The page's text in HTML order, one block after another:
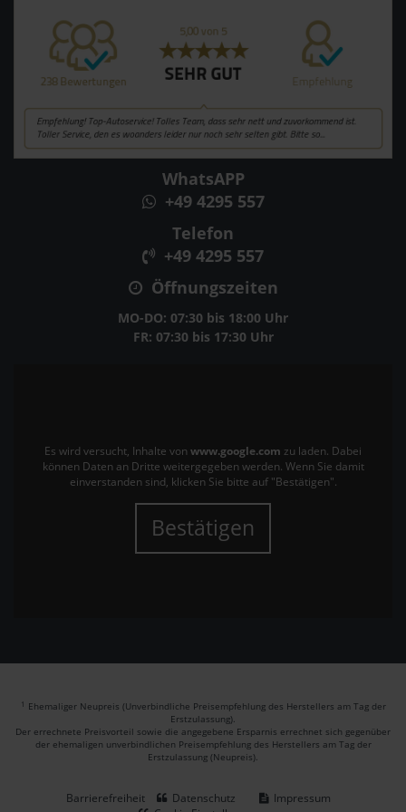
WhatsAPP
+49 4295 557
Telefon
+49 4295 557
Öffnungszeiten
MO-DO: 07:30 bis 18:00 Uhr
FR: 07:30 bis 17:30 Uhr
Es wird versucht, Inhalte von www.google.com zu laden. Dabei
können Daten an Dritte weitergegeben werden. Wenn Sie damit
einverstanden sind, klicken Sie bitte auf "Bestätigen".
Bestätigen
1 Ehemaliger Neupreis (Unverbindliche Preisempfehlung des Herstellers am Tag der
Erstzulassung).
Der errechnete Preisvorteil sowie die angegebene Ersparnis errechnet sich gegenüber
der ehemaligen unverbindlichen Preisempfehlung des Herstellers am Tag der
Erstzulassung (Neupreis).
Barrierefreiheit Datenschutz
Impressum